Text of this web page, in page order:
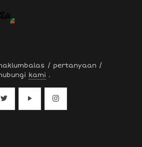
/ pertanyaan /
kami .